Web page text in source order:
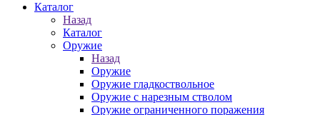
Каталог
Назад
Каталог
Оружие
Назад
Оружие
Оружие гладкоствольное
Оружие с нарезным стволом
Оружие ограниченного поражения